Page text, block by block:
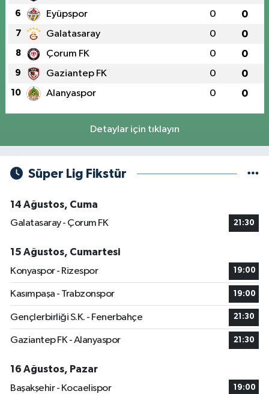
6 Eyüpspor 0 0
7 Galatasaray 0 0
8 Çorum FK 0 0
9 Gaziantep FK 0 0
10 Alanyaspor 0 0
Detaylar için tıklayın
Süper Lig Fikstür
14 Ağustos, Cuma
Galatasaray - Çorum FK
21:30
15 Ağustos, Cumartesi
Konyaspor - Rizespor
19:00
Kasımpaşa - Trabzonspor 19:00
Gençlerbirliği S.K. - Fenerbahçe 21:30
Gaziantep FK - Alanyaspor 21:30
16 Ağustos, Pazar
Başakşehir - Kocaelispor
19:00